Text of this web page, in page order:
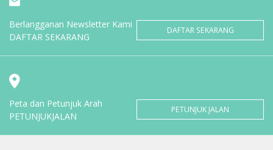
Berlangganan Newsletter Kami
DAFTAR SEKARANG
DAFTAR SEKARANG
Peta dan Petunjuk Arah
PETUNJUKJALAN
PETUNJUK JALAN